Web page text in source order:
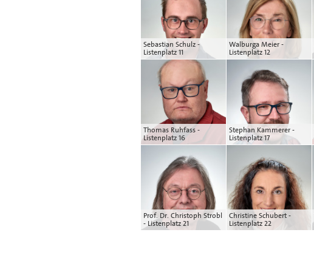
Sebastian Schulz -
Listenplatz 11
Walburga Meier -
Listenplatz 12
Thomas Ruhfass -
Listenplatz 16
Stephan Kammerer -
Listenplatz 17
Prof. Dr. Christoph Strobl
- Listenplatz 21
Christine Schubert -
Listenplatz 22